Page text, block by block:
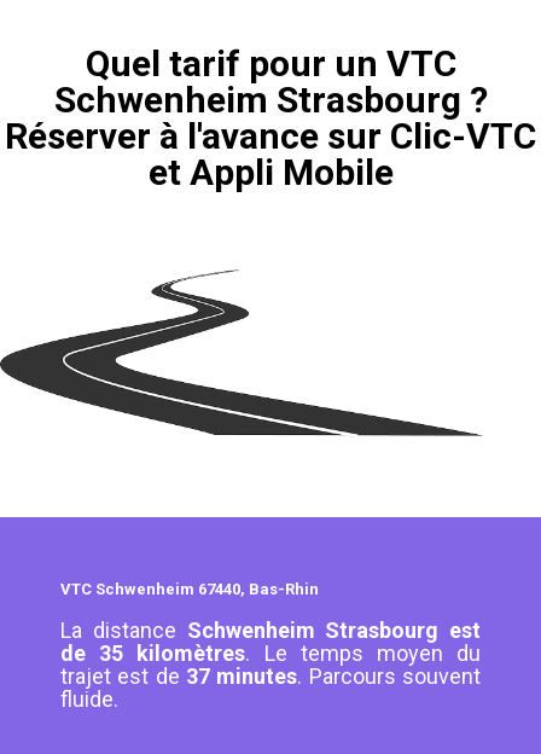
Quel tarif pour un VTC
Schwenheim Strasbourg ?
Réserver à l'avance sur Clic-VTC
et Appli Mobile
VTC Schwenheim 67440, Bas-Rhin
La distance Schwenheim Strasbourg est
de 35 kilomètres. Le temps moyen du
trajet est de 37 minutes. Parcours souvent
fluide.